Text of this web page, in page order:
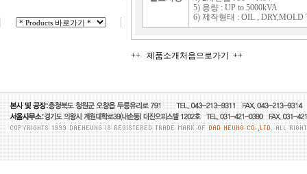
5) 용량 : UP to 5000kVA
6) 제작형태 : OIL , DRY,MOLD
++ 제품소개처음으로가기 ++